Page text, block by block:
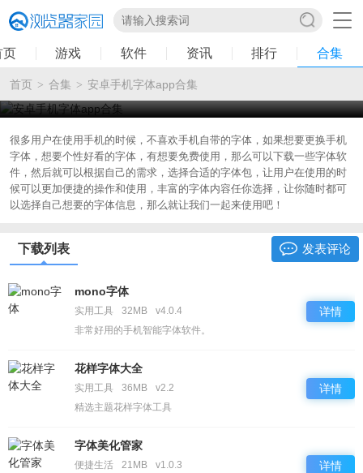
页 游戏 软件 资讯 排行 合集
首页 > 合集 > 安卓手机字体app合集
安卓手机字体app合集
很多用户在使用手机的时候，不喜欢手机自带的字体，如果想要更换手机
字体，想要个性好看的字体，有想要免费使用，那么可以下载一些字体软
件，然后就可以根据自己的需求，选择合适的字体包，让用户在使用的时
候可以更加便捷的操作和使用，丰富的字体内容任你选择，让你随时都可
以选择自己想要的字体信息，那么就让我们一起来使用吧！
发表评论
下载列表
mono字体
实用工具 32MB
v4.0.4
非常好用的手机智能字体软件。
详情
花样字体大全
实用工具 36MB
v2.2
精选主题花样字体工具
详情
字体美化管家
便捷生活 21MB
v1.0.3
详情